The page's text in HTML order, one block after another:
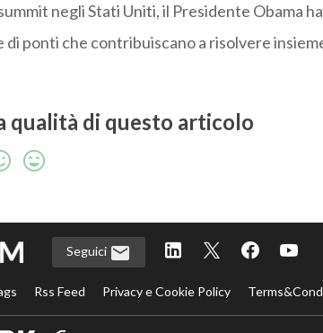
negli Stati Uniti, il Presidente Obama
di ponti che contribuiscano a risolvere
qualità di questo articolo
Seguici
Rss Feed Privacy e Cookie Policy